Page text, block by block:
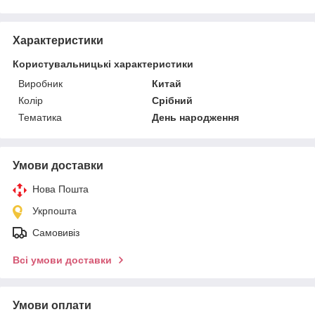
Характеристики
Користувальницькі характеристики
Виробник
Китай
Колір
Срібний
Тематика
День народження
Умови доставки
Нова Пошта
Укрпошта
Самовивіз
Всі умови доставки
Умови оплати